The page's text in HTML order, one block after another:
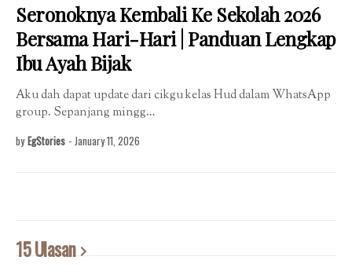
Seronoknya Kembali Ke Sekolah 2026
Bersama Hari-Hari | Panduan Lengkap
Ibu Ayah Bijak
Aku dah dapat update dari cikgu kelas Hud dalam WhatsApp
group. Sepanjang mingg…
by EgStories - January 11, 2026
15 Ulasan